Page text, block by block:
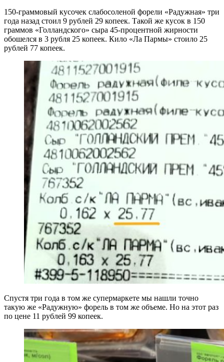
150-граммовый кусочек слабосоленой форели «Радужная» три
года назад стоил 9 рублей 29 копеек. Такой же кусок в 150
граммов «Голландского» сыра 45-процентной жирности
обошелся в 3 рубля 25 копеек. Кило «Ла Пармы» стоило 25
рублей 77 копеек.
Спустя три года в том же супермаркете мы нашли точно
такую же «Радужную» форель в том же объеме. Но на этот раз
по цене 11 рублей 99 копеек.